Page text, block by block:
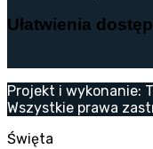
Ułatwienia
Projekt i wykonanie:
Wszystkie prawa
Święta